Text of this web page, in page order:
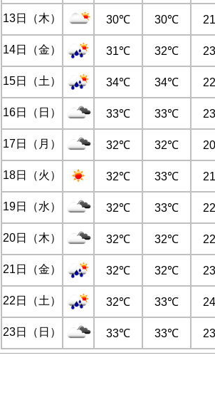
13日（木） 30℃ 30℃
14日（金） 31℃ 32℃
15日（土） 34℃ 34℃
16日（日） 33℃ 33℃
17日（月） 32℃ 32℃
18日（火） 32℃ 33℃
19日（水） 32℃ 33℃
20日（木） 32℃ 32℃
21日（金） 32℃ 32℃
22日（土） 32℃ 33℃
23日（日） 33℃ 33℃